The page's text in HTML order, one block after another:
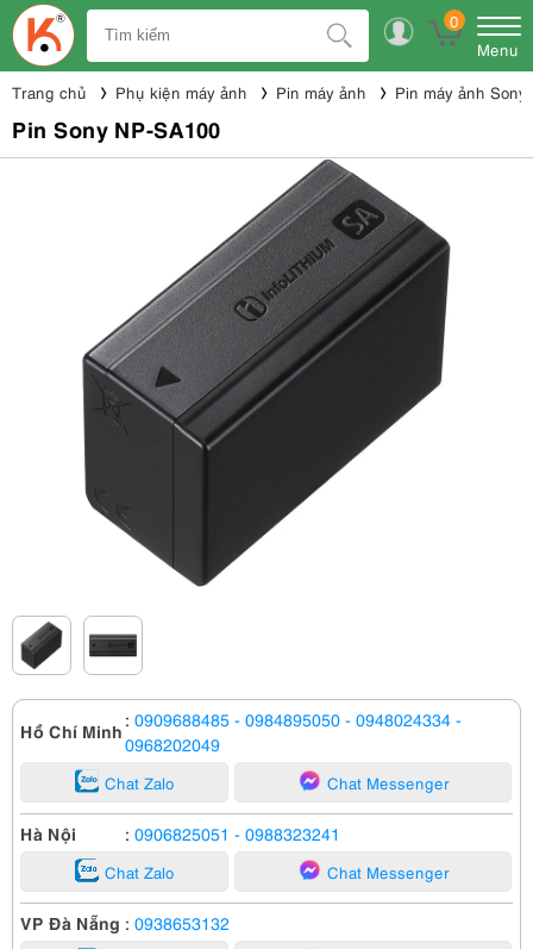
0
Menu
Trang chủ Phụ kiện máy ảnh Pin máy ảnh Pin máy ảnh Sony
Pin Sony NP-SA100
Hồ Chí Minh : 0909688485 - 0984895050 - 0948024334 -
0968202049
Chat Zalo Chat Messenger
Hà Nội : 0906825051 - 0988323241
Chat Zalo Chat Messenger
VP Đà Nẵng : 0938653132